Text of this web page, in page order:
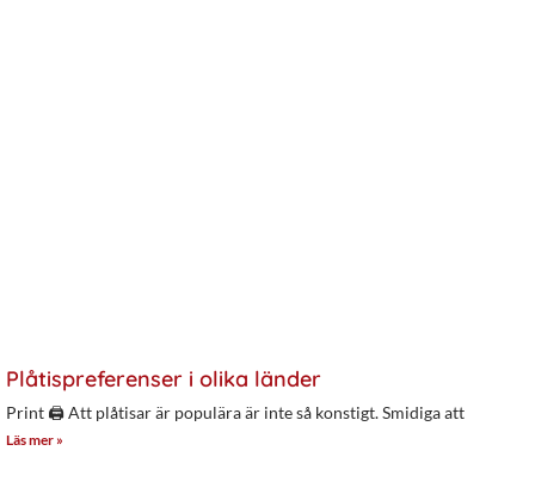
Plåtispreferenser i olika länder
Print 🖨 Att plåtisar är populära är inte så konstigt. Smidiga att
Läs mer »